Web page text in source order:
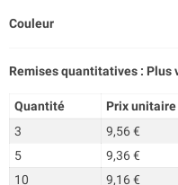
Couleur
Remises quantitatives : Plus
Quantité Prix unitaire
3
9,56 €
5
9,36 €
10
9,16 €